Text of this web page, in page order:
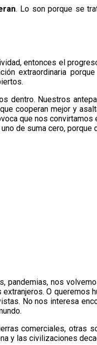
. Lo son porque se
entonces el
extraordinaria
dentro. Nuestros
cooperan mejor y
que nos
de suma cero, porque
pandemias, nos
O queremos
No nos interesa
comerciales, otras
y las civilizaciones